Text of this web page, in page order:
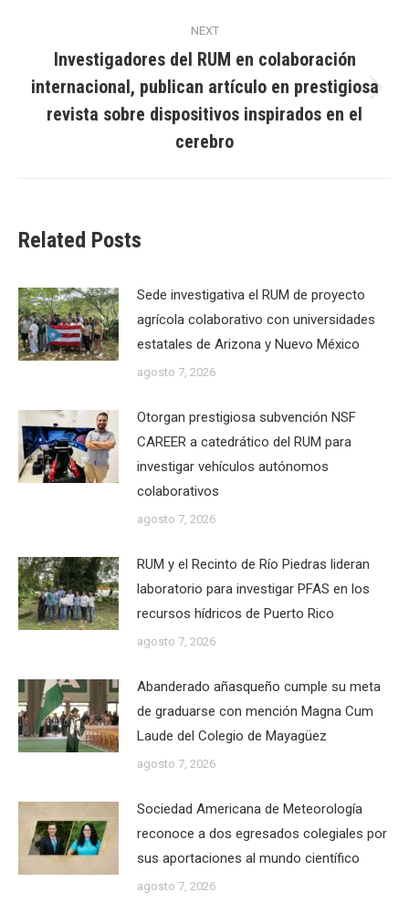
NEXT
post:
Investigadores del RUM en colaboración
internacional, publican artículo en prestigiosa
revista sobre dispositivos inspirados en el
cerebro
Related Posts
Sede investigativa el RUM de proyecto
agrícola colaborativo con universidades
estatales de Arizona y Nuevo México
agosto 7, 2026
Otorgan prestigiosa subvención NSF
CAREER a catedrático del RUM para
investigar vehículos autónomos
colaborativos
agosto 7, 2026
RUM y el Recinto de Río Piedras lideran
laboratorio para investigar PFAS en los
recursos hídricos de Puerto Rico
agosto 7, 2026
Abanderado añasqueño cumple su meta
de graduarse con mención Magna Cum
Laude del Colegio de Mayagüez
agosto 7, 2026
Sociedad Americana de Meteorología
reconoce a dos egresados colegiales por
sus aportaciones al mundo científico
agosto 7, 2026